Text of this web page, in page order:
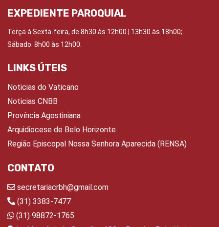
EXPEDIENTE PAROQUIAL
Terça à Sexta-feira, de 8h30 às 12h00 | 13h30 às 18h00;
Sábado: 8h00 às 12h00.
LINKS ÚTEIS
Noticias do Vaticano
Noticias CNBB
Província Agostiniana
Arquidiocese de Belo Horizonte
Região Episcopal Nossa Senhora Aparecida (RENSA)
CONTATO
secretariacrbh@gmail.com
(31) 3383-7477
(31) 98872-1765